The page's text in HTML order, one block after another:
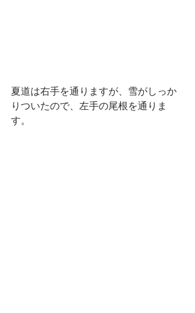
夏道は右手を通りますが、雪がしっか
りついたので、左手の尾根を通りま
す。